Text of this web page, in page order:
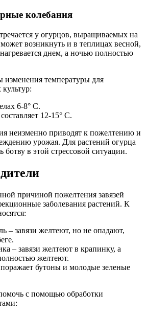
колебания
у огурцов, выращиваемых на
возникнуть и в теплицах весной,
днем, а ночью полностью
температуры для
культур:
6-8° C.
12-15° C.
неизменно приводят к пожелтению и
урожая. Для растений огурца
ботву в этой стрессовой ситуации.
причиной пожелтения завязей
заболевания растений. К
– завязи желтеют, но не опадают,
– завязи желтеют в крапинку, а
желтеют.
бутоны и молодые зеленые
с помощью обработки